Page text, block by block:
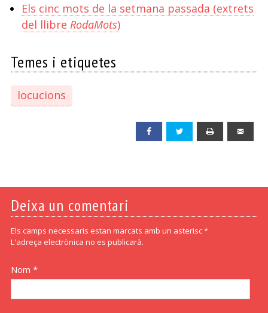
Els cinc mots de la setmana passada (extrets
del llibre RodaMots)
Temes i etiquetes
locucions
Facebook Twitter
Deixa un comentari
Els camps necessaris estan marcats amb un asterisc *
L'adreça electrònica no es publicarà.
Nom *